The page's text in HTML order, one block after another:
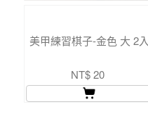
美甲練習棋子-金色 大 2入
NT$ 20